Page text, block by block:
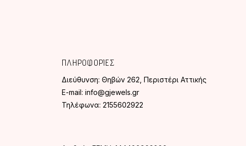
ΠΛΗΡΟΦΟΡΙΕΣ
Διεύθυνση: Θηβών 262, Περιστέρι Αττικής
E-mail: info@gjewels.gr
Τηλέφωνα: 2155602922